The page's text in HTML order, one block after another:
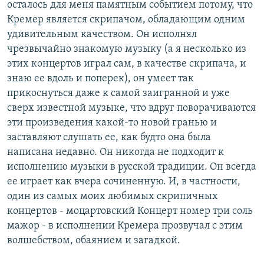
осталось для меня памятным событием потому, что
Кремер является скрипачом, обладающим одним
удивительным качеством. Он исполнял
чрезвычайно знакомую музыку (а я несколько из
этих концертов играл сам, в качестве скрипача, и
знаю ее вдоль и поперек), он умеет так
прикоснуться даже к самой заигранной и уже
сверх известной музыке, что вдруг поворачиваются
эти произведения какой-то новой гранью и
заставляют слушать ее, как будто она была
написана недавно. Он никогда не подходит к
исполнению музыки в русской традиции. Он всегда
ее играет как вчера сочиненную. И, в частности,
один из самых моих любимых скрипичных
концертов - моцартовский Концерт номер три соль
мажор - в исполнении Кремера прозвучал с этим
волшебством, обаянием и загадкой.